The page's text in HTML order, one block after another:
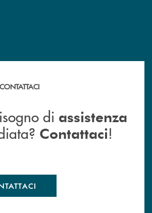
di assistenza immediata? Contattaci !
CONTATTACI
di assistenza
Contattaci!